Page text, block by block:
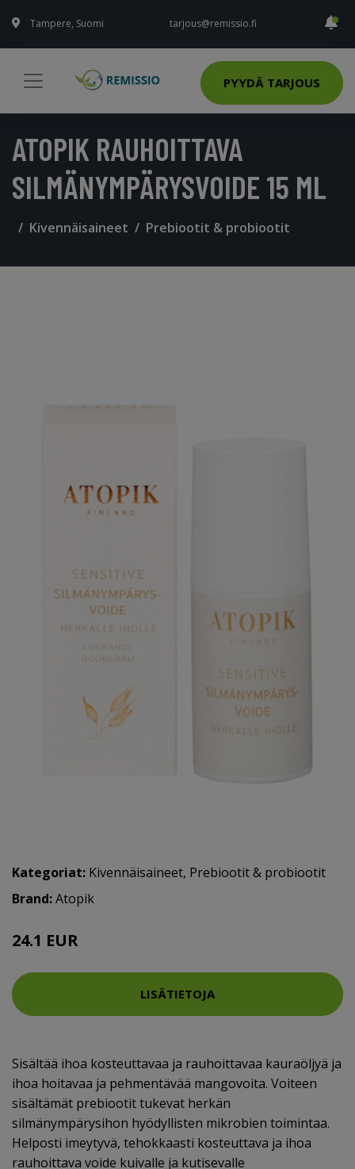
Tampere, Suomi tarjous@remissio.fi
PYYDÄ TARJOUS
ATOPIK RAUHOITTAVA
SILMÄNYMPÄRYSVOIDE 15 ML
Kivennäisaineet Prebiootit & probiootit
Kategoriat: Kivennäisaineet, Prebiootit & probiootit
Brand:Atopik
24.1 EUR
LISÄTIETOJA
Sisältää ihoa kosteuttavaa ja rauhoittavaa kauraöljyä ja
ihoa hoitavaa ja pehmentävää mangovoita. Voiteen
sisältämät prebiootit tukevat herkän
silmänympärysihon hyödyllisten mikrobien toimintaa.
Helposti imeytyvä, tehokkaasti kosteuttava ja ihoa
rauhoittava voide kuivalle ja kutisevalle